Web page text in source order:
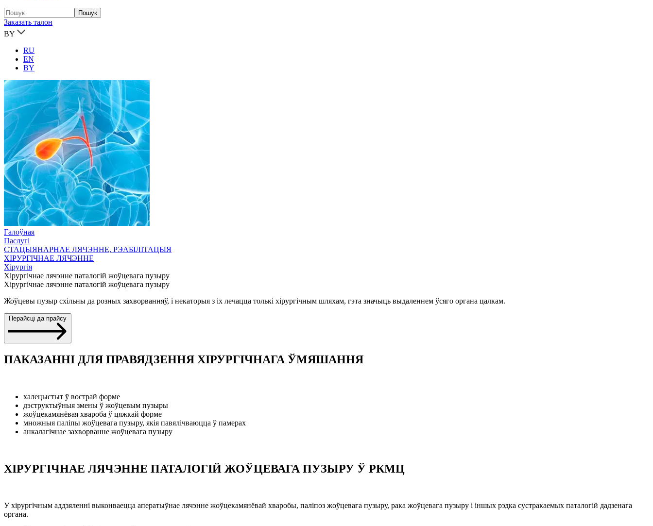
Заказать талон
BY
RU
EN
BY
Галоўная
Паслугі
СТАЦЫЯНАРНАЕ ЛЯЧЭННЕ, РЭАБІЛІТАЦЫЯ
ХІРУРГІЧНАЕ ЛЯЧЭННЕ
Хірургія
Хірургічнае лячэнне паталогій жоўцевага пузыру
Хірургічнае лячэнне паталогій жоўцевага пузыру
Жоўцевы пузыр схільны да розных захворванняў, і некаторыя з іх лечацца толькі хірургічным шляхам, гэта значыць выдаленнем ўсяго органа цалкам.
Перайсці да прайсу
ПАКАЗАННІ ДЛЯ ПРАВЯДЗЕННЯ ХІРУРГІЧНАГА ЎМЯШАННЯ
халецыстыт ў вострай форме
дэструктыўныя змены ў жоўцевым пузыры
жоўцекамянёвая хвароба ў цяжкай форме
множныя паліпы жоўцевага пузыру, якія павялічваюцца ў памерах
анкалагічнае захворванне жоўцевага пузыру
ХІРУРГІЧНАЕ ЛЯЧЭННЕ ПАТАЛОГІЙ ЖОЎЦЕВАГА ПУЗЫРУ Ў РКМЦ
У хірургічным аддзяленні выконваецца аператыўнае лячэнне жоўцекамянёвай хваробы, паліпоз жоўцевага пузыру, рака жоўцевага пузыру і іншых рэдка сустракаемых паталогій дадзенага
органа.